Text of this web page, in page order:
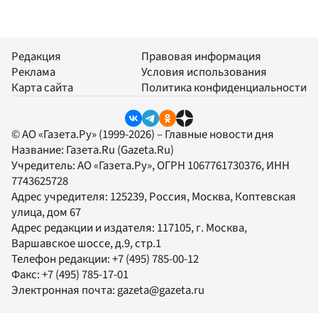
Редакция
Реклама
Карта сайта
Правовая информация
Условия использования
Политика конфиденциальности
© АО «Газета.Ру» (1999-2026) – Главные новости дня
Название: Газета.Ru (Gazeta.Ru)
Учредитель:АО «Газета.Ру», ОГРН 1067761730376, ИНН
7743625728
Адрес учредителя: 125239, Россия, Москва, Коптевская
улица, дом 67
Адрес редакции и издателя: 117105, г. Москва,
Варшавское шоссе, д.9, стр.1
Телефон редакции:+7 (495) 785-00-12
Факс:+7 (495) 785-17-01
Электронная почта:gazeta@gazeta.ru